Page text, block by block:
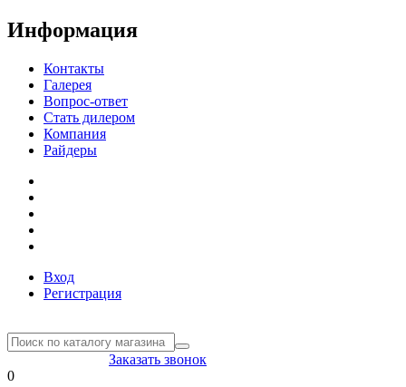
Информация
Контакты
Галерея
Вопрос-ответ
Стать дилером
Компания
Райдеры
Вход
Регистрация
Заказать звонок
0